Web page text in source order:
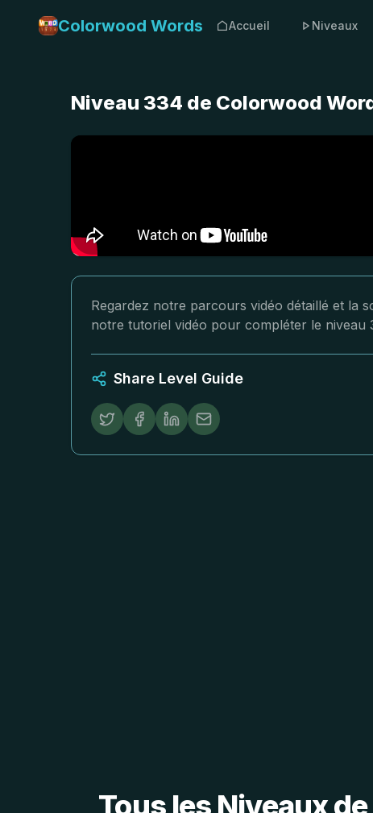
Colorwood Words Accueil Niveaux
Niveau 334 de Colorwood
Regardez notre parcours vidéo détaillé et la
notre tutoriel vidéo pour compléter le niveau
Share Level Guide
Tous les Niveaux